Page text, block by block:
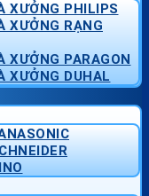
XƯỞNG PHILIPS
XƯỞNG RẠNG
XƯỞNG PARAGON
XƯỞNG DUHAL